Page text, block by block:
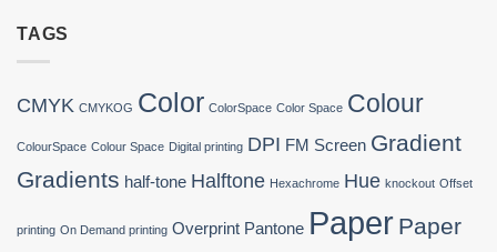
TAGS
CMYK CMYKOG Color ColorSpace Color Space Colour
ColourSpace Colour Space Digital printing DPI FM Screen Gradient
Gradients half-tone Halftone Hexachrome Hue knockout Offset
printing On Demand printing Overprint Pantone Paper Paper